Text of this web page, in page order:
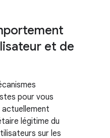
et de
pour vous
légitime du
sur les